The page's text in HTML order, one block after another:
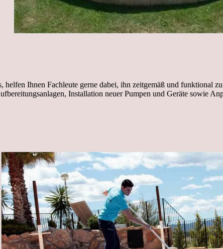
helfen Ihnen Fachleute gerne dabei, ihn zeitgemäß und funktional
Installation neuer Pumpen und Geräte sowie